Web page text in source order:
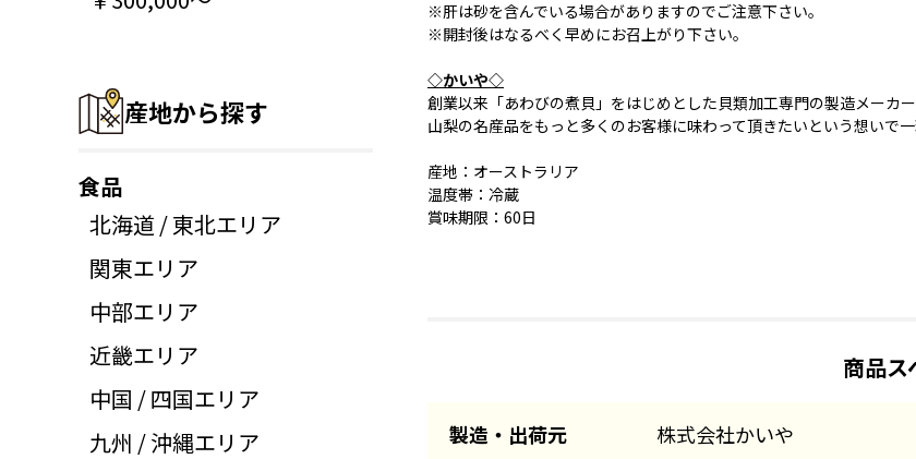
産地から探す
食品
北海道 / 東北エリア
関東エリア
中部エリア
近畿エリア
中国 / 四国エリア
九州 / 沖縄エリア
※肝は砂を含んでいる場合がありますのでご注意下さい。
※開封後はなるべく早めにお召上がり下さい。
◇かいや◇
創業以来「あわびの煮貝」をはじめとした貝類加工専門の製造メーカ
山梨の名産品をもっと多くのお客様に味わって頂きたいという想いで
産地：オーストラリア
温度帯：冷蔵
賞味期限：60日
商品ス
製造・出荷元 株式会社かいや